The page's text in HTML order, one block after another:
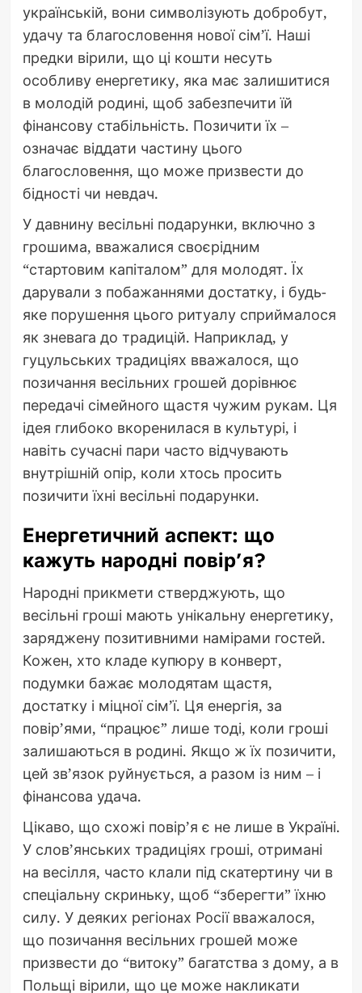
українській, вони символізують добробут,
удачу та благословення нової сім’ї. Наші
предки вірили, що ці кошти несуть
особливу енергетику, яка має залишитися
в молодій родині, щоб забезпечити їй
фінансову стабільність. Позичити їх –
означає віддати частину цього
благословення, що може призвести до
бідності чи невдач.
У давнину весільні подарунки, включно з
грошима, вважалися своєрідним
“стартовим капіталом” для молодят. Їх
дарували з побажаннями достатку, і будь-
яке порушення цього ритуалу сприймалося
як зневага до традицій. Наприклад, у
гуцульських традиціях вважалося, що
позичання весільних грошей дорівнює
передачі сімейного щастя чужим рукам. Ця
ідея глибоко вкоренилася в культурі, і
навіть сучасні пари часто відчувають
внутрішній опір, коли хтось просить
позичити їхні весільні подарунки.
Енергетичний аспект: що
кажуть народні повір’я?
Народні прикмети стверджують, що
весільні гроші мають унікальну енергетику,
заряджену позитивними намірами гостей.
Кожен, хто кладе купюру в конверт,
подумки бажає молодятам щастя,
достатку і міцної сім’ї. Ця енергія, за
повір’ями, “працює” лише тоді, коли гроші
залишаються в родині. Якщо ж їх позичити,
цей зв’язок руйнується, а разом із ним – і
фінансова удача.
Цікаво, що схожі повір’я є не лише в Україні.
У слов’янських традиціях гроші, отримані
на весілля, часто клали під скатертину чи в
спеціальну скриньку, щоб “зберегти” їхню
силу. У деяких регіонах Росії вважалося,
що позичання весільних грошей може
призвести до “витоку” багатства з дому, а в
Польщі вірили, що це може накликати